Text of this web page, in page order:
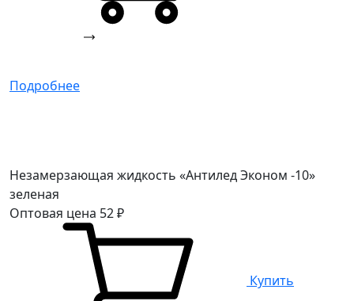
Подробнее
Незамерзающая жидкость «Антилед Эконом -10»
зеленая
Оптовая цена 52₽
Купить